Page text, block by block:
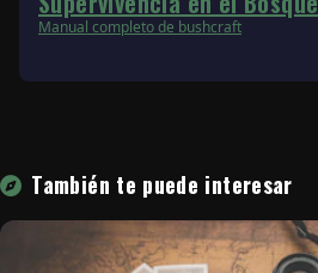
Manual completo de bushcraft
También te puede interesar